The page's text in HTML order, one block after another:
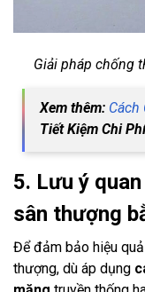
Giải pháp chống
Xem thêm: Cách
Tiết Kiệm Chi
5. Lưu ý
sân thượng
Để đảm bảo hiệu
thượng, dù áp dụng